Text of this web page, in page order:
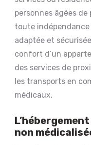
personnes âgées
toute
adaptée et
confort d’un
des services de
les transports en
médicaux.
non